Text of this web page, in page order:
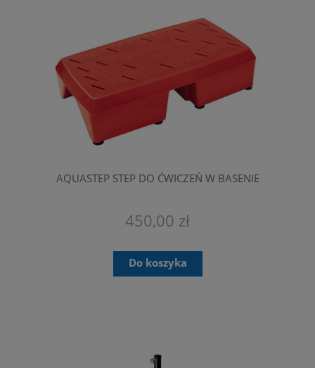
AQUASTEP STEP DO ĆWICZEŃ W BASENIE
450,00 zł
Do koszyka